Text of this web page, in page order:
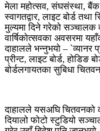
मेला महोत्सव, संघसंस्था, बैंक
स्वागतद्वार, लाइट बोर्ड
मुल्यमा दिने गरेको सञ्चालक
वार्षिकोत्सवका अवसरमा
दाहालले भन्नुभयो – `व्यानर
प्रीन्ट, लाइट बोर्ड, होडिङ
बोर्डलगायतका सुबिधा
दाहालले यसअघि चितवनको
दियालो फोटो स्टुडियो